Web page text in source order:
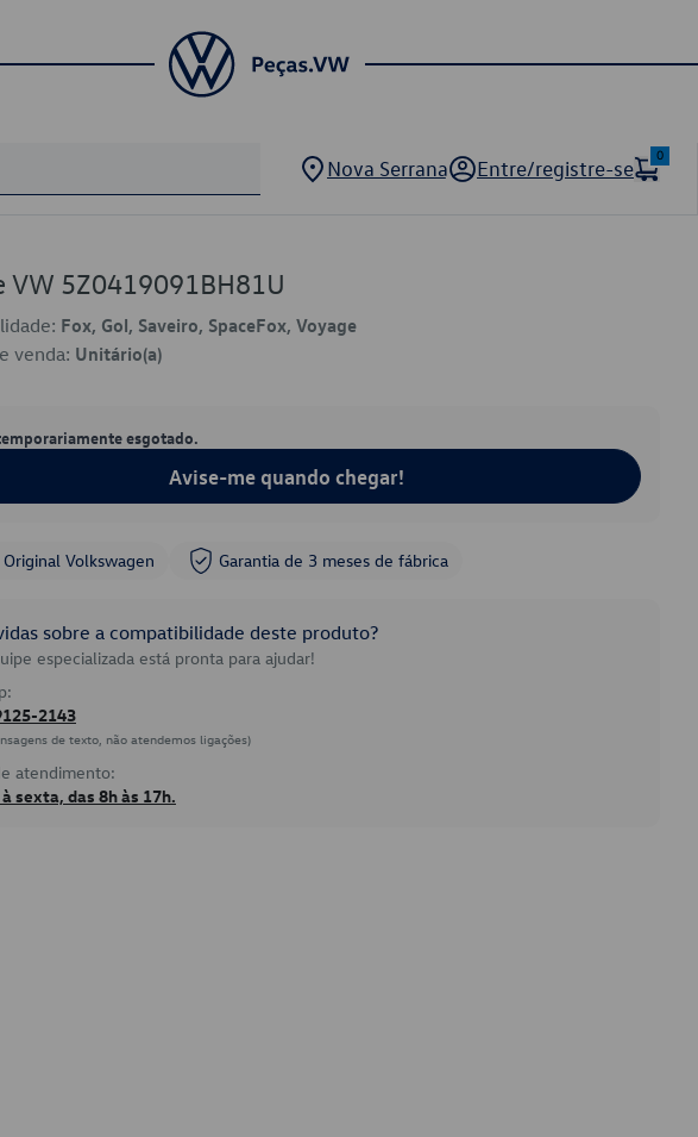
Nova Serrana Entre/registre-se
0
VW 5Z0419091BH81U
Fox, Gol, Saveiro, SpaceFox, Voyage
venda: Unitário(a)
esgotado.
Avise-me quando chegar!
Original Volkswagen Garantia de 3 meses de fábrica
sobre a compatibilidade deste produto?
especializada está pronta para ajudar!
2143
de texto, não atendemos ligações)
atendimento:
sexta, das 8h às 17h.